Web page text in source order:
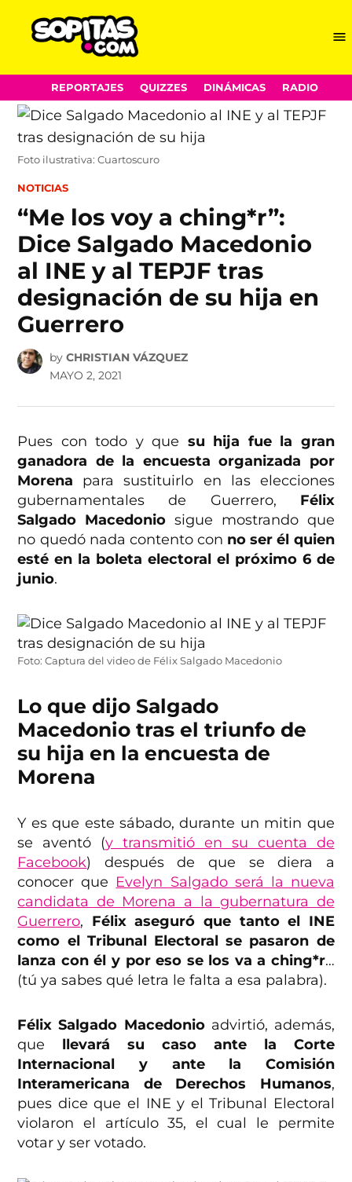
Skip
to
content
REPORTAJES QUIZZES DINÁMICAS RADIO
Foto ilustrativa: Cuartoscuro
POSTED
NOTICIAS
“Me los voy a ching*r”:
Dice Salgado Macedonio
al INE y al TEPJF tras
designación de su hija en
Guerrero
by CHRISTIAN VÁZQUEZ
MAYO 2, 2021
Pues con todo y que su hija fue la gran
ganadora de la encuesta organizada por
Morena para sustituirlo en las elecciones
gubernamentales de Guerrero, Félix
Salgado Macedonio sigue mostrando que
no quedó nada contento con no ser él quien
esté en la boleta electoral el próximo 6 de
junio.
Foto: Captura del video de Félix Salgado Macedonio
Lo que dijo Salgado
Macedonio tras el triunfo de
su hija en la encuesta de
Morena
Y es que este sábado, durante un mitin que
se aventó (y transmitió en su cuenta de
Facebook) después de que se diera a
conocer que Evelyn Salgado será la nueva
candidata de Morena a la gubernatura de
Guerrero, Félix aseguró que tanto el INE
como el Tribunal Electoral se pasaron de
lanza con él y por eso se los va a ching*r…
(tú ya sabes qué letra le falta a esa palabra).
Félix Salgado Macedonioadvirtió, además,
que llevará su caso ante la Corte
Internacional y ante la Comisión
Interamericana de Derechos Humanos,
pues dice que el INE y el Tribunal Electoral
violaron el artículo 35, el cual le permite
votar y ser votado.